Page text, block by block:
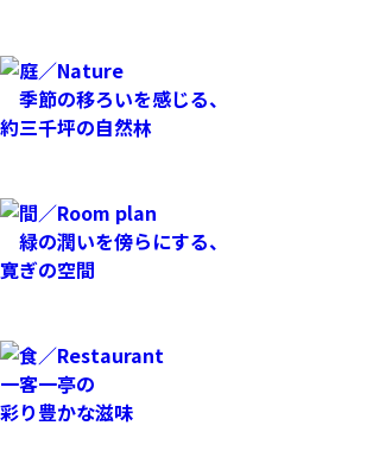
季節の移ろいを感じる、
約三千坪の自然林
緑の潤いを傍らにする、
寛ぎの空間
一客一亭の
彩り豊かな滋味